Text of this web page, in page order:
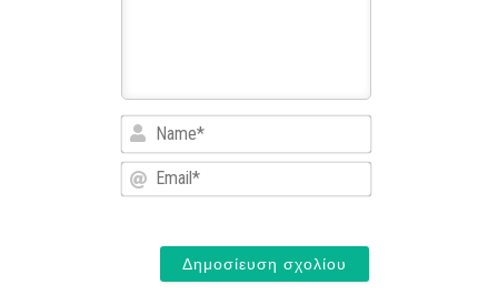
Name*
Email*